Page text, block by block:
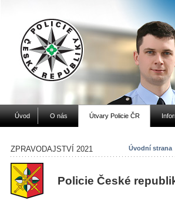
Úvod O nás Útvary Policie ČR
Úvodní strana
ZPRAVODAJSTVÍ 2021
Policie České